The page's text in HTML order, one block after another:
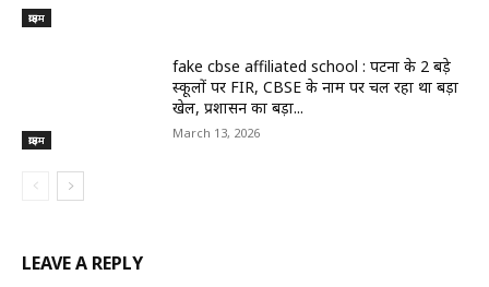
क्राइम
क्राइम
fake cbse affiliated school : पटना के 2 बड़े
स्कूलों पर FIR, CBSE के नाम पर चल रहा था बड़ा
खेल, प्रशासन का बड़ा...
March 13, 2026
LEAVE A REPLY